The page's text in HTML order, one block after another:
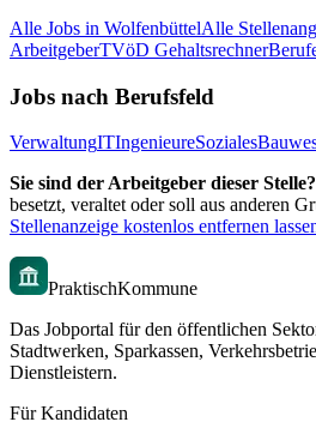
Alle Jobs in WolfenbüttelAlle
ArbeitgeberTVöD Gehaltsrechner
Jobs nach Berufsfeld
VerwaltungITIngenieureSoziales
Sie sind der Arbeitgeber dieser Stelle?
besetzt, veraltet oder soll aus anderen
Stellenanzeige kostenlos entfernen
PraktischKommune
Das Jobportal für den öffentlichen
Stadtwerken, Sparkassen,
Dienstleistern.
Für Kandidaten